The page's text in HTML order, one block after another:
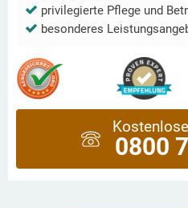
privilegierte Pflege und
besonderes
0800